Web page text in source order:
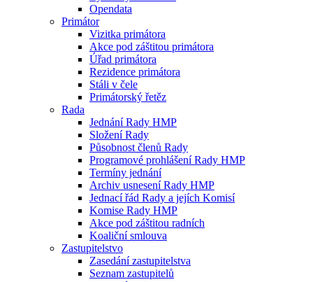
Opendata
Primátor
Vizitka primátora
Akce pod záštitou primátora
Úřad primátora
Rezidence primátora
Stáli v čele
Primátorský řetěz
Rada
Jednání Rady HMP
Složení Rady
Působnost členů Rady
Programové prohlášení Rady HMP
Termíny jednání
Archiv usnesení Rady HMP
Jednací řád Rady a jejích Komisí
Komise Rady HMP
Akce pod záštitou radních
Koaliční smlouva
Zastupitelstvo
Zasedání zastupitelstva
Seznam zastupitelů